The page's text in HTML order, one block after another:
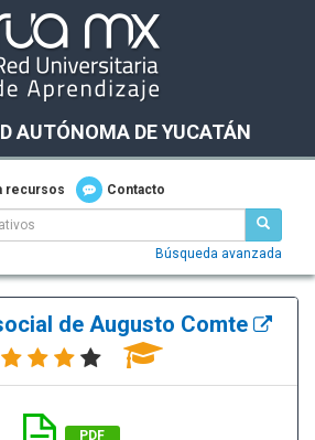
AUTÓNOMA DE YUCATÁN
recursos Contacto
Búsqueda avanzada
de Augusto Comte
PDF